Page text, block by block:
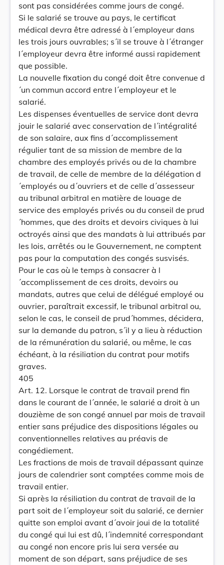
sont pas considérées comme jours de congé.
Si le salarié se trouve au pays, le certificat
médical devra être adressé à l´employeur dans
les trois jours ouvrables; s´il se trouve à l´étranger
l´employeur devra être informé aussi rapidement
que possible.
La nouvelle fixation du congé doit être convenue d
´un commun accord entre l´employeur et le
salarié.
Les dispenses éventuelles de service dont devra
jouir le salarié avec conservation de l´intégralité
de son salaire, aux fins d´accomplissement
régulier tant de sa mission de membre de la
chambre des employés privés ou de la chambre
de travail, de celle de membre de la délégation d
´employés ou d´ouvriers et de celle d´assesseur
au tribunal arbitral en matière de louage de
service des employés privés ou du conseil de prud
´hommes, que des droits et devoirs civiques à lui
octroyés ainsi que des mandats à lui attribués par
les lois, arrêtés ou le Gouvernement, ne comptent
pas pour la computation des congés susvisés.
Pour le cas où le temps à consacrer à l
´accomplissement de ces droits, devoirs ou
mandats, autres que celui de délégué employé ou
ouvrier, paraîtrait excessif, le tribunal arbitral ou,
selon le cas, le conseil de prud´hommes, décidera,
sur la demande du patron, s´il y a lieu à réduction
de la rémunération du salarié, ou même, le cas
échéant, à la résiliation du contrat pour motifs
graves.
405
Art. 12. Lorsque le contrat de travail prend fin
dans le courant de l´année, le salarié a droit à un
douzième de son congé annuel par mois de travail
entier sans préjudice des dispositions légales ou
conventionnelles relatives au préavis de
congédiement.
Les fractions de mois de travail dépassant quinze
jours de calendrier sont comptées comme mois de
travail entier.
Si après la résiliation du contrat de travail de la
part soit de l´employeur soit du salarié, ce dernier
quitte son emploi avant d´avoir joui de la totalité
du congé qui lui est dû, l´indemnité correspondant
au congé non encore pris lui sera versée au
moment de son départ, sans préjudice de ses